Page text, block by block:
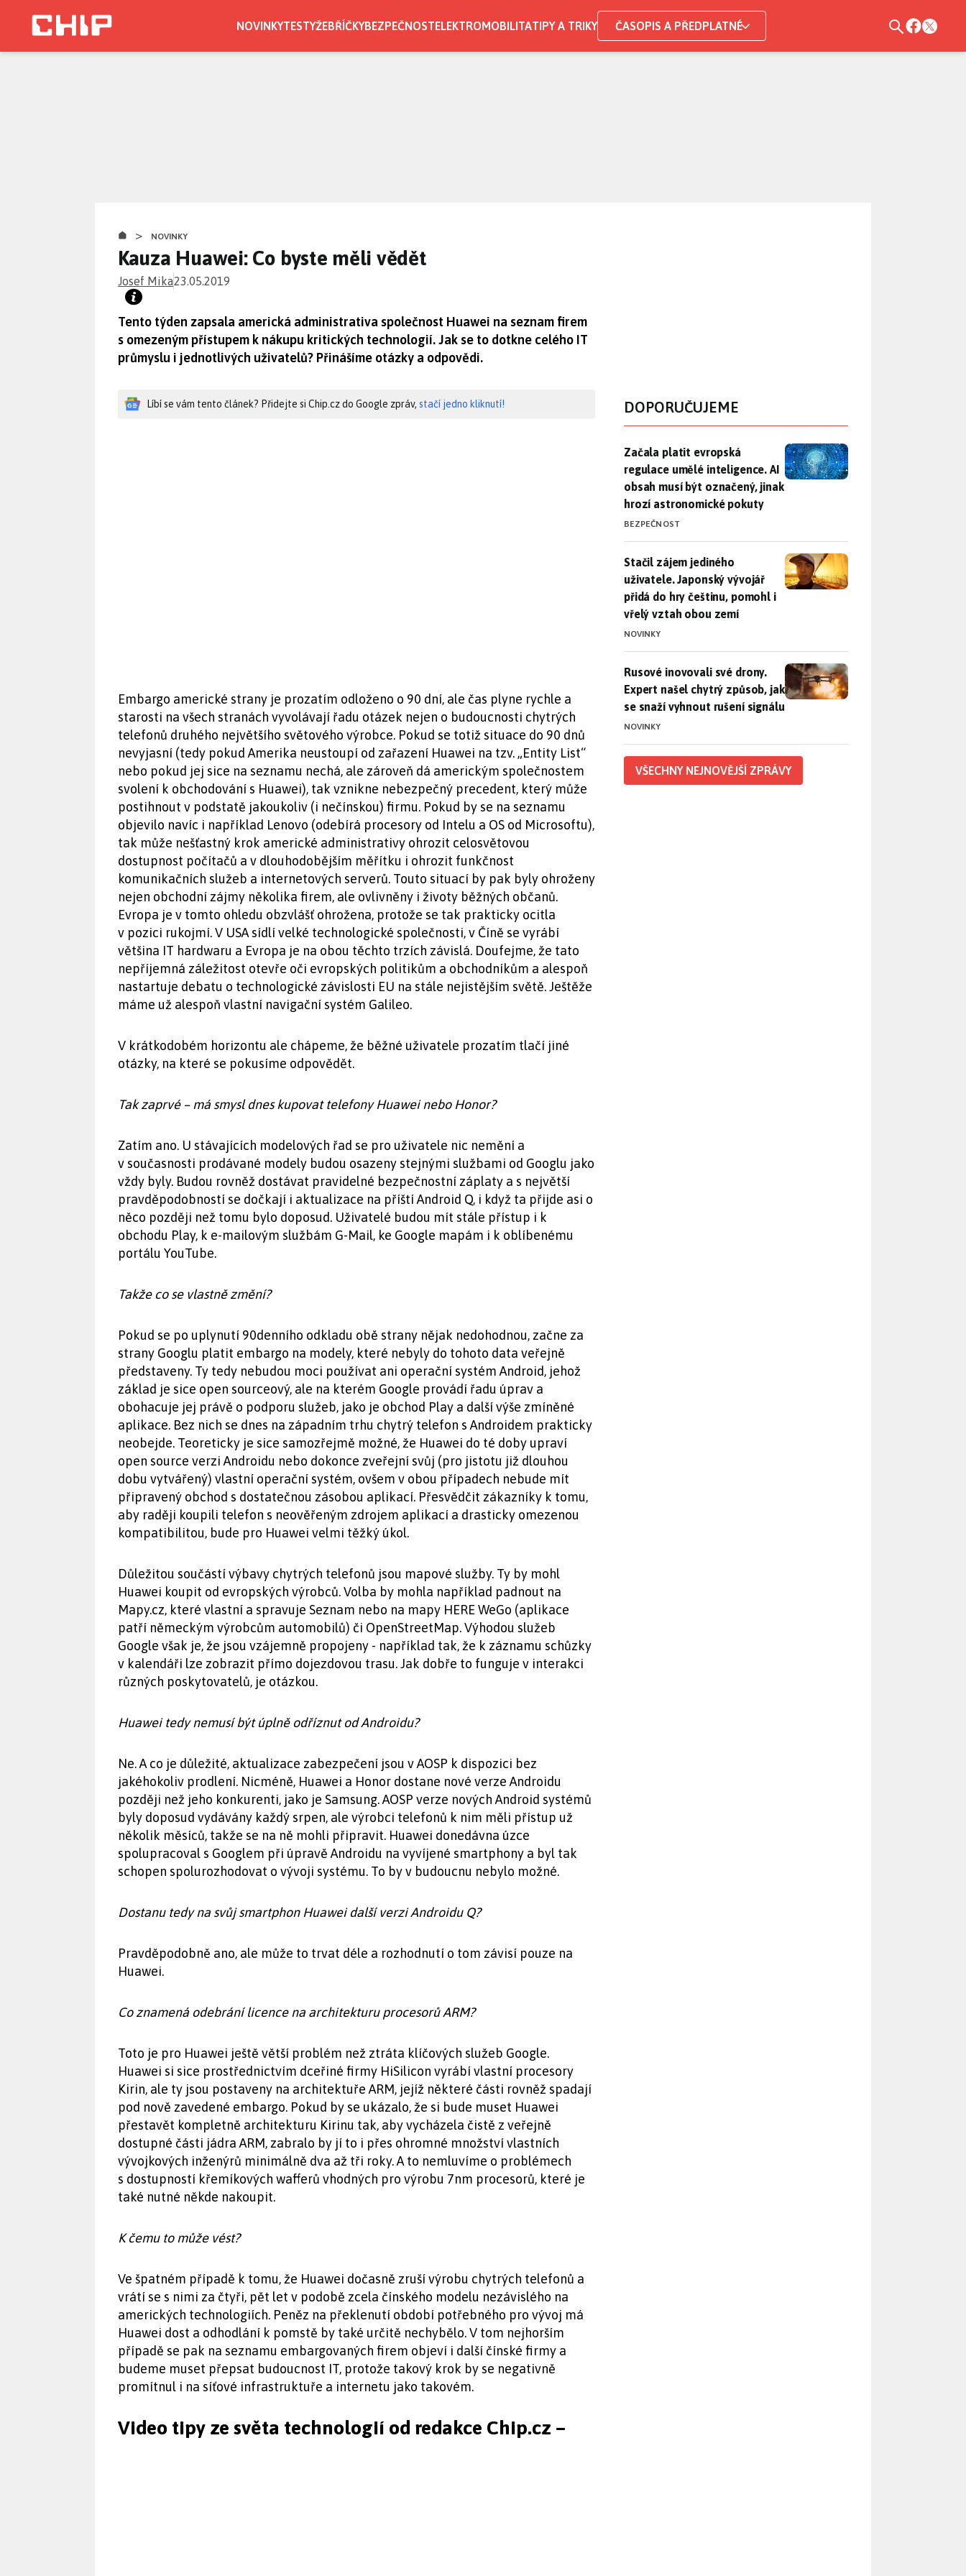
NOVINKYTESTYŽEBŘÍČKYBEZPEČNOSTELEKTROMOBILITATIPY A TRIKY ČASOPIS A PŘEDPLATNÉ
> NOVINKY
Kauza Huawei: Co byste měli vědět
Josef Mika23.05.2019
Tento týden zapsala americká administrativa společnost Huawei na seznam firem
s omezeným přístupem k nákupu kritických technologií. Jak se to dotkne celého IT
průmyslu i jednotlivých uživatelů? Přinášíme otázky a odpovědi.
Líbí se vám tento článek? Přidejte si Chip.cz do Google zpráv, stačí jedno kliknutí!
Embargo americké strany je prozatím odloženo o 90 dní, ale čas plyne rychle a
starosti na všech stranách vyvolávají řadu otázek nejen o budoucnosti chytrých
telefonů druhého největšího světového výrobce. Pokud se totiž situace do 90 dnů
nevyjasní (tedy pokud Amerika neustoupí od zařazení Huawei na tzv. „Entity List“
nebo pokud jej sice na seznamu nechá, ale zároveň dá americkým společnostem
svolení k obchodování s Huawei), tak vznikne nebezpečný precedent, který může
postihnout v podstatě jakoukoliv (i nečínskou) firmu. Pokud by se na seznamu
objevilo navíc i například Lenovo (odebírá procesory od Intelu a OS od Microsoftu),
tak může nešťastný krok americké administrativy ohrozit celosvětovou
dostupnost počítačů a v dlouhodobějším měřítku i ohrozit funkčnost
komunikačních služeb a internetových serverů. Touto situací by pak byly ohroženy
nejen obchodní zájmy několika firem, ale ovlivněny i životy běžných občanů.
Evropa je v tomto ohledu obzvlášť ohrožena, protože se tak prakticky ocitla
v pozici rukojmí. V USA sídlí velké technologické společnosti, v Číně se vyrábí
většina IT hardwaru a Evropa je na obou těchto trzích závislá. Doufejme, že tato
nepříjemná záležitost otevře oči evropských politikům a obchodníkům a alespoň
nastartuje debatu o technologické závislosti EU na stále nejistějším světě. Ještěže
máme už alespoň vlastní navigační systém Galileo.
V krátkodobém horizontu ale chápeme, že běžné uživatele prozatím tlačí jiné
otázky, na které se pokusíme odpovědět.
Tak zaprvé – má smysl dnes kupovat telefony Huawei nebo Honor?
Zatím ano. U stávajících modelových řad se pro uživatele nic nemění a
v současnosti prodávané modely budou osazeny stejnými službami od Googlu jako
vždy byly. Budou rovněž dostávat pravidelné bezpečnostní záplaty a s největší
pravděpodobností se dočkají i aktualizace na příští Android Q, i když ta přijde asi o
něco později než tomu bylo doposud. Uživatelé budou mít stále přístup i k
obchodu Play, k e-mailovým službám G-Mail, ke Google mapám i k oblíbenému
portálu YouTube.
Takže co se vlastně změní?
Pokud se po uplynutí 90denního odkladu obě strany nějak nedohodnou, začne za
strany Googlu platit embargo na modely, které nebyly do tohoto data veřejně
představeny. Ty tedy nebudou moci používat ani operační systém Android, jehož
základ je sice open sourceový, ale na kterém Google provádí řadu úprav a
obohacuje jej právě o podporu služeb, jako je obchod Play a další výše zmíněné
aplikace. Bez nich se dnes na západním trhu chytrý telefon s Androidem prakticky
neobejde. Teoreticky je sice samozřejmě možné, že Huawei do té doby upraví
open source verzi Androidu nebo dokonce zveřejní svůj (pro jistotu již dlouhou
dobu vytvářený) vlastní operační systém, ovšem v obou případech nebude mít
připravený obchod s dostatečnou zásobou aplikací. Přesvědčit zákazníky k tomu,
aby raději koupili telefon s neověřeným zdrojem aplikací a drasticky omezenou
kompatibilitou, bude pro Huawei velmi těžký úkol.
Důležitou součástí výbavy chytrých telefonů jsou mapové služby. Ty by mohl
Huawei koupit od evropských výrobců. Volba by mohla například padnout na
Mapy.cz, které vlastní a spravuje Seznam nebo na mapy HERE WeGo (aplikace
patří německým výrobcům automobilů) či OpenStreetMap. Výhodou služeb
Google však je, že jsou vzájemně propojeny - například tak, že k záznamu schůzky
v kalendáři lze zobrazit přímo dojezdovou trasu. Jak dobře to funguje v interakci
různých poskytovatelů, je otázkou.
Huawei tedy nemusí být úplně odříznut od Androidu?
Ne. A co je důležité, aktualizace zabezpečení jsou v AOSP k dispozici bez
jakéhokoliv prodlení. Nicméně, Huawei a Honor dostane nové verze Androidu
později než jeho konkurenti, jako je Samsung. AOSP verze nových Android systémů
byly doposud vydávány každý srpen, ale výrobci telefonů k nim měli přístup už
několik měsíců, takže se na ně mohli připravit. Huawei donedávna úzce
spolupracoval s Googlem při úpravě Androidu na vyvíjené smartphony a byl tak
schopen spolurozhodovat o vývoji systému. To by v budoucnu nebylo možné.
Dostanu tedyna svůj smartphon Huaweidalší verzi Androidu Q?
Pravděpodobně ano, ale může to trvat déle a rozhodnutí o tom závisí pouze na
Huawei.
Co znamená odebrání licence na architekturu procesorů ARM?
Toto je pro Huawei ještě větší problém než ztráta klíčových služeb Google.
Huawei si sice prostřednictvím dceřiné firmy HiSilicon vyrábí vlastní procesory
Kirin, ale ty jsou postaveny na architektuře ARM, jejíž některé části rovněž spadají
pod nově zavedené embargo. Pokud by se ukázalo, že si bude muset Huawei
přestavět kompletně architekturu Kirinu tak, aby vycházela čistě z veřejně
dostupné části jádra ARM, zabralo by jí to i přes ohromné množství vlastních
vývojkových inženýrů minimálně dva až tři roky. A to nemluvíme o problémech
s dostupností křemíkových wafferů vhodných pro výrobu 7nm procesorů, které je
také nutné někde nakoupit.
K čemu to může vést?
Ve špatném případě k tomu, že Huawei dočasně zruší výrobu chytrých telefonů a
vrátí se s nimi za čtyři, pět let v podobě zcela čínského modelu nezávislého na
amerických technologiích. Peněz na překlenutí období potřebného pro vývoj má
Huawei dost a odhodlání k pomstě by také určitě nechybělo. V tom nejhorším
případě se pak na seznamu embargovaných firem objeví i další čínské firmy a
budeme muset přepsat budoucnost IT, protože takový krok by se negativně
promítnul i na síťové infrastruktuře a internetu jako takovém.
Video tipy ze světa technologií od redakce Chip.cz –
DOPORUČUJEME
Začala platit evropská regulace umělé inteligence. AI obsah
Začala platit evropská
regulace umělé inteligence. AI
obsah musí být označený, jinak
hrozí astronomické pokuty
BEZPEČNOST
Stačil zájem jediného uživatele. Japonský vývojář přidá do hry
Stačil zájem jediného
uživatele. Japonský vývojář
přidá do hry češtinu, pomohl i
vřelý vztah obou zemí
NOVINKY
Rusové inovovali své drony. Expert našel chytrý způsob, jak se
Rusové inovovali své drony.
Expert našel chytrý způsob, jak
se snaží vyhnout rušení signálu
NOVINKY
VŠECHNY NEJNOVĚJŠÍ ZPRÁVY